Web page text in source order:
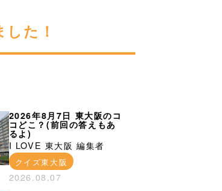
た！
2026年8月7日 東大阪のコ
コどこ？(前回の答えもあ
るよ)
I LOVE 東大阪 編集者
クイズ東大阪
2026.08.07